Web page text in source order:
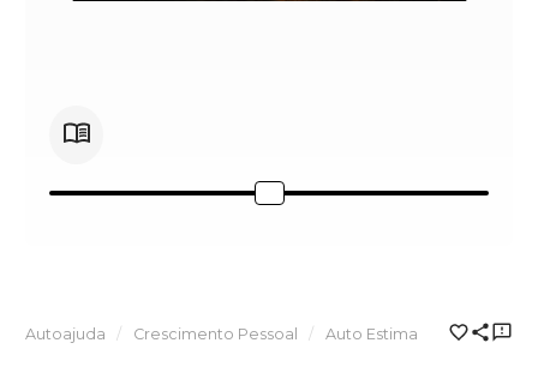
Autoajuda Crescimento Pessoal Auto Estima